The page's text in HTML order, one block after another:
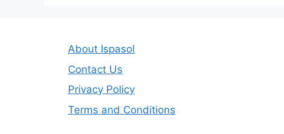
About Ispasol
Contact Us
Privacy Policy
Terms and Conditions